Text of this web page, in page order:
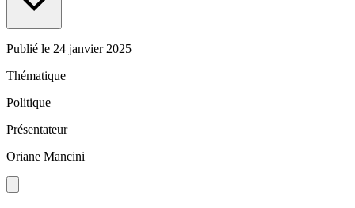
Publié le 24 janvier 2025
Thématique
Politique
Présentateur
Oriane Mancini